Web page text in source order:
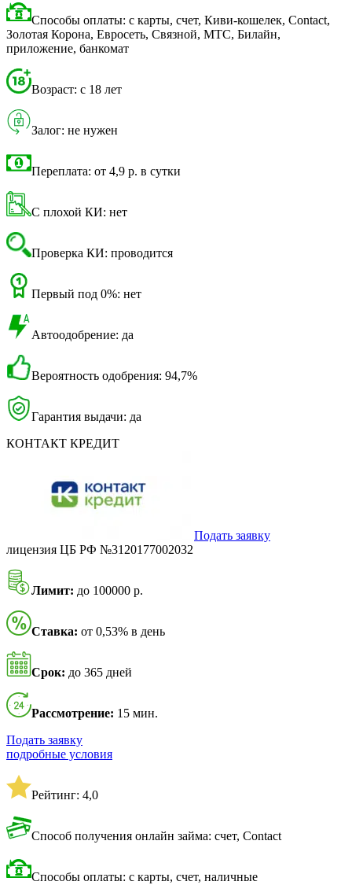
Способы оплаты: с карты, счет, Киви-кошелек, Contact,
Золотая Корона, Евросеть, Связной, МТС, Билайн,
приложение, банкомат
Возраст: с 18 лет
Залог: не нужен
Переплата: от 4,9 р. в сутки
С плохой КИ: нет
Проверка КИ: проводится
Первый под 0%: нет
Автоодобрение: да
Вероятность одобрения: 94,7%
Гарантия выдачи: да
КОНТАКТ КРЕДИТ
Подать заявку
лицензия ЦБ РФ №3120177002032
Лимит: до 100000 р.
Ставка: от 0,53% в день
Срок: до 365 дней
Рассмотрение: 15 мин.
Подать заявку
подробные условия
Рейтинг: 4,0
Способ получения онлайн займа: счет, Contact
Способы оплаты: с карты, счет, наличные